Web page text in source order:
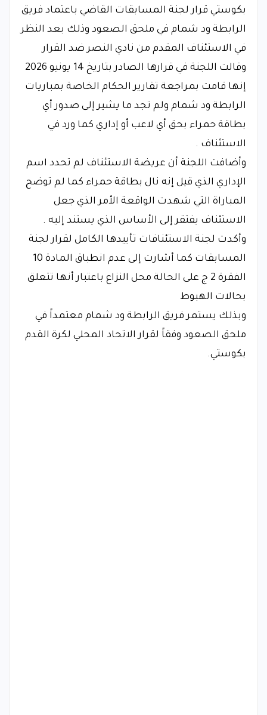
بكوستي قرار لجنة المسابقات القاضي باعتماد فريق
الرابطة ود شمام في ملحق الصعود وذلك بعد النظر
في الاستئناف المقدم من نادي النصر ضد القرار
وقالت اللجنة في قرارها الصادر بتاريخ 14 يونيو 2026
إنها قامت بمراجعة تقارير الحكام الخاصة بمباريات
الرابطة ود شمام ولم تجد ما يشير إلى صدور أي
بطاقة حمراء بحق أي لاعب أو إداري كما ورد في
الاستئناف .
وأضافت اللجنة أن عريضة الاستئناف لم تحدد اسم
الإداري الذي قيل إنه نال بطاقة حمراء كما لم توضح
المباراة التي شهدت الواقعة الأمر الذي جعل
الاستئناف يفتقر إلى الأساس الذي يستند إليه .
وأكدت لجنة الاستئنافات تأييدها الكامل لقرار لجنة
المسابقات كما أشارت إلى عدم انطباق المادة 10
الفقرة 2 ج على الحالة محل النزاع باعتبار أنها تتعلق
بحالات الهبوط
وبذلك يستمر فريق الرابطة ود شمام معتمداً في
ملحق الصعود وفقاً لقرار الاتحاد المحلي لكرة القدم
بكوستي.